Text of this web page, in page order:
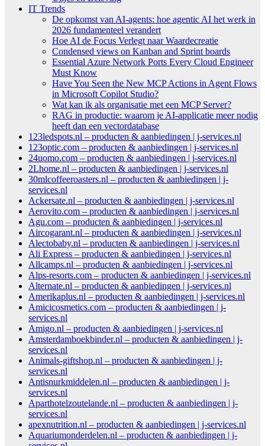
IT Trends
De opkomst van AI-agents: hoe agentic AI het werk in
2026 fundamenteel verandert
Hoe AI de Focus Verlegt naar Waardecreatie
Condensed views on Kanban and Sprint boards
Essential Azure Network Ports Every Cloud Engineer
Must Know
Have You Seen the New MCP Actions in Agent Flows
in Microsoft Copilot Studio?
Wat kan ik als organisatie met een MCP Server?
RAG in productie: waarom je AI-applicatie meer nodig
heeft dan een vectordatabase
123ledspots.nl – producten & aanbiedingen | j-services.nl
123optic.com – producten & aanbiedingen | j-services.nl
24uomo.com – producten & aanbiedingen | j-services.nl
2Lhome.nl – producten & aanbiedingen | j-services.nl
30mlcoffeeroasters.nl – producten & aanbiedingen | j-
services.nl
Ackersate.nl – producten & aanbiedingen | j-services.nl
Aerovito.com – producten & aanbiedingen | j-services.nl
Agu.com – producten & aanbiedingen | j-services.nl
Aircogarant.nl – producten & aanbiedingen | j-services.nl
Alectobaby.nl – producten & aanbiedingen | j-services.nl
Ali Express – producten & aanbiedingen | j-services.nl
Allcamps.nl – producten & aanbiedingen | j-services.nl
Alps-resorts.com – producten & aanbiedingen | j-services.nl
Alternate.nl – producten & aanbiedingen | j-services.nl
Amerikaplus.nl – producten & aanbiedingen | j-services.nl
Amicicosmetics.com – producten & aanbiedingen | j-
services.nl
Amigo.nl – producten & aanbiedingen | j-services.nl
Amsterdamboekbinder.nl – producten & aanbiedingen | j-
services.nl
Animals-giftshop.nl – producten & aanbiedingen | j-
services.nl
Antisnurkmiddelen.nl – producten & aanbiedingen | j-
services.nl
Aparthotelzoutelande.nl – producten & aanbiedingen | j-
services.nl
apexnutrition.nl – producten & aanbiedingen | j-services.nl
Aquariumonderdelen.nl – producten & aanbiedingen | j-